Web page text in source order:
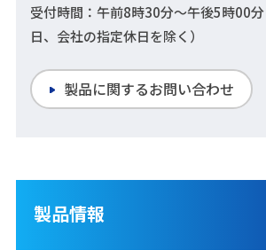
受付時間：午前8時30分～午後5時00
日、会社の指定休日を除く）
製品に関するお問い合わせ
製品情報